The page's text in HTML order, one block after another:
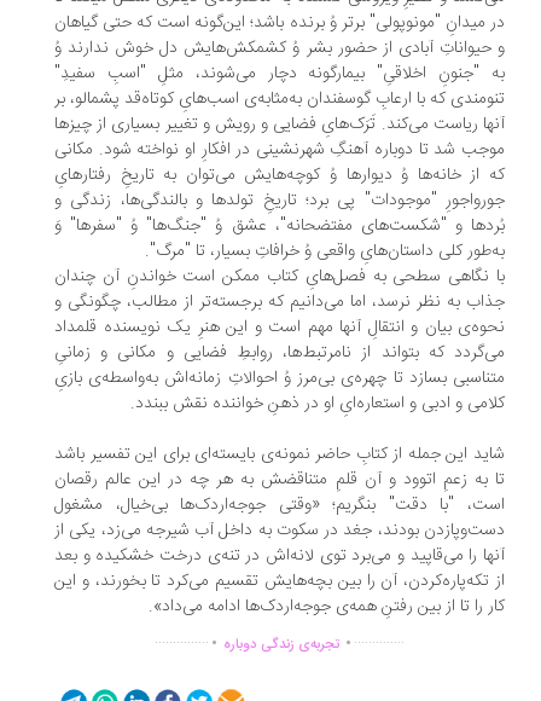
میدانِ "مونوپولی" برتر وُ برنده باشد؛ این‌گونه است که حتی گیاهان
حیواناتِ آبادی از حضور بشر وُ کشمکش‌هایش دل خوش ندارند وُ
"جنونِ اخلاقیِ" بیمارگونه دچار می‌شوند، مثلِ "اسبِ سفیدِ"
که با ارعابِ گوسفند‌ان به‌مثابه‌ی اسب‌هایِ کوتاه‌قد پشمالو، بر
ریاست می‌کند. تَرَک‌هایِ فضایی و رویش و تغییر بسیاری از چیزها
شد تا دوباره آهنگِ شهرنشینی در افکارِ او نواخته شود. مکانی
از خانه‌ها وُ دیوارها وُ کوچه‌هایش می‌توان به تاریخِ رفتارهایِ
"موجودات" پی برد؛ تاریخِ تولدها و بالندگی‌ها، زندگی و
و "شکست‌های مفتضحانه"، عشق وُ "جنگ‌ها" وُ "سفرها" وَ
کلی داستان‌هایِ واقعی وُ خرافاتِ بسیار، تا "مرگ‌".
نگاهی سطحی به فصل‌هایِ کتاب ممکن است خواندنِ آن چندان
به ‌نظر نرسد، اما می‌دانیم که برجسته‌تر از مطالب، چگونگی و
بیان و انتقالِ آنها مهم است و این هنرِ یک نویسنده قلمداد
که بتواند از نامرتبط‌ها، روابطِ فضایی و مکانی و زمانیِ
بسازد تا چهره‌ی بی‌مرز وُ احوالاتِ زمانه‌اش به‌واسطه‌ی بازیِ
و ادبی و استعاره‌ایِ او در ذهنِ خواننده نقش ببندد.
این جمله از کتابِ حاضر نمونه‌ی بایسته‌ای برای این تفسیر باشد
به زعمِ اتوود و آن قلمِ متناقضش به هر چه در این عالم رقصان
"با دقت" بنگریم؛ «وقتی جوجه‌اردک‌ها بی‌خیال، مشغول
بودند، جغد در سکوت به داخل آب شیرجه می‌زد، یکی از
را می‌قاپید و می‌برد توی لانه‌اش در تنه‌ی درخت خشکیده و بعد
تکه‌پاره‌کردن، آن را بین بچه‌هایش تقسیم می‌کرد تا بخورند، و این
را تا از بین رفتنِ همه‌ی جوجه‌اردک‌ها ادامه می‌داد».
................تجربه‌ی زندگی دوباره ...............